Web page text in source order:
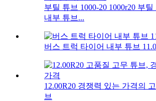
부틸 튜브 1000-20 1000r20 부
내부 튜브...
버스 트럭 타이어 내부 튜브
12.00R20 경쟁력 있는 가격의
브